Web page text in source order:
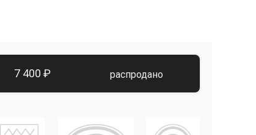
7 400 ₽ распродано